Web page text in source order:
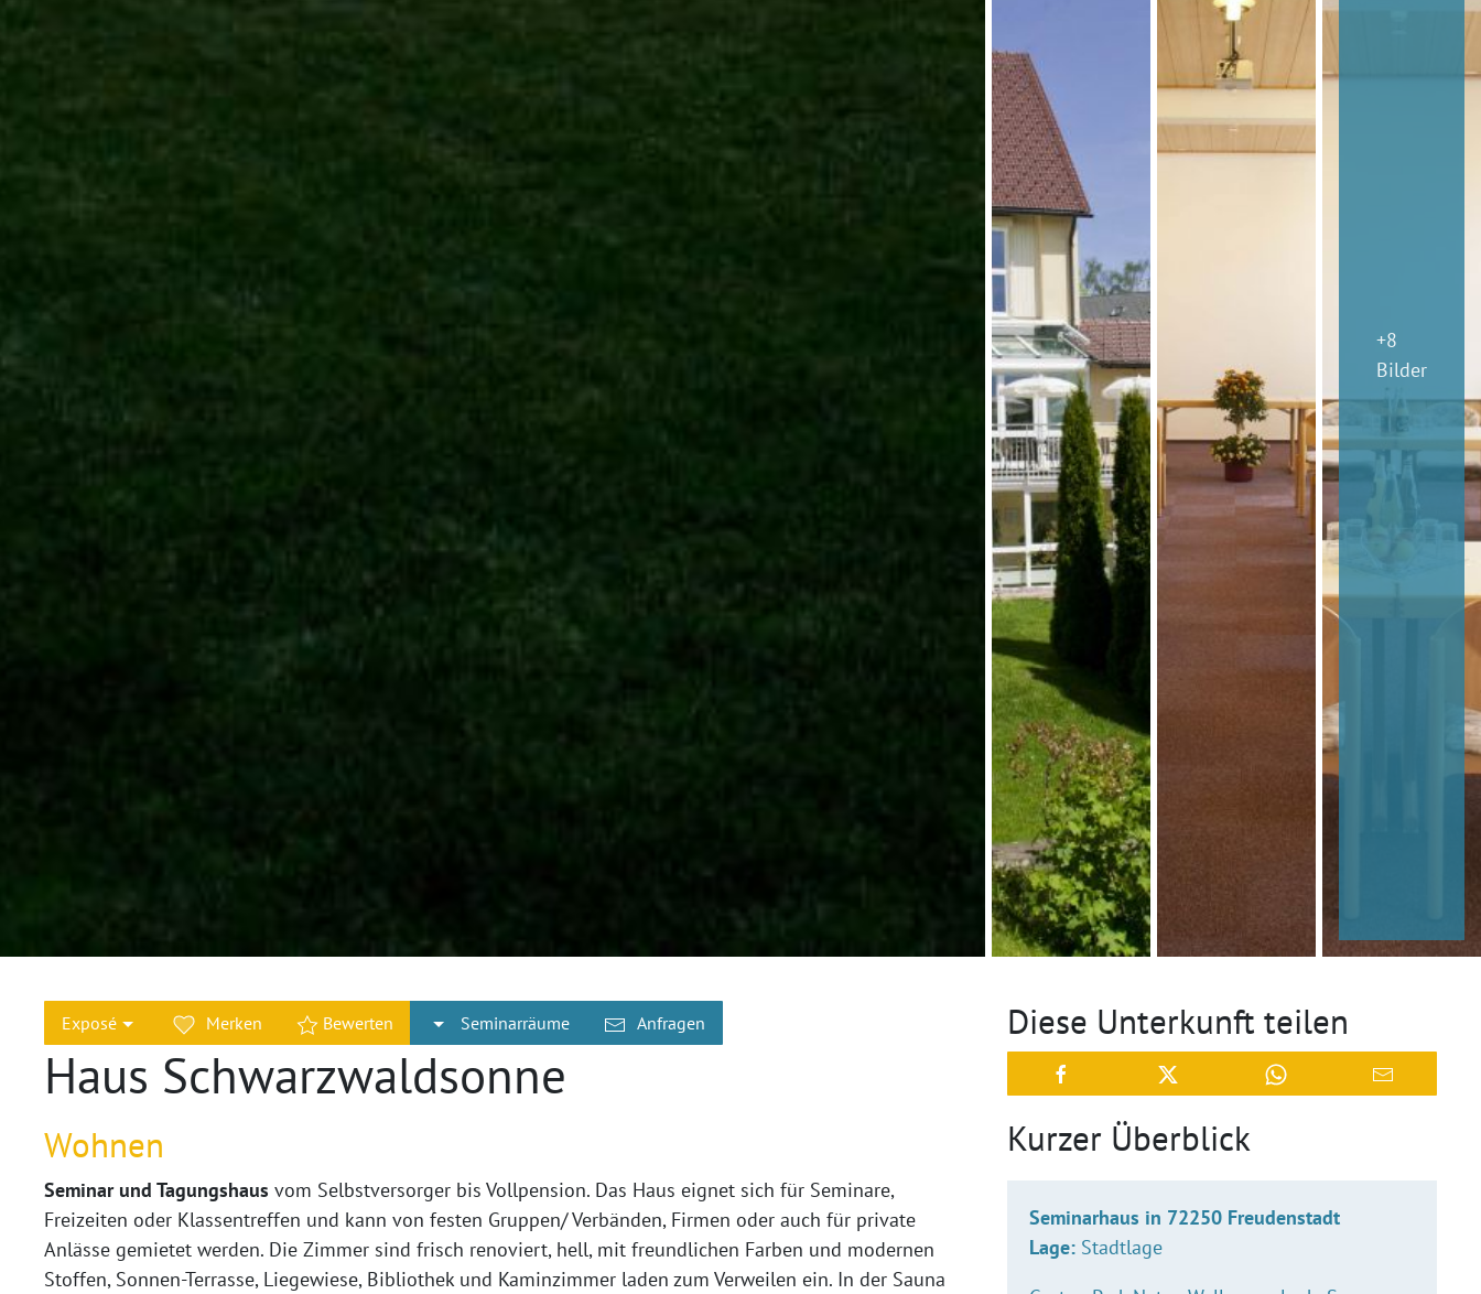
+8
Bilder
Exposé Merken Bewerten Seminarräume Anfragen
Haus Schwarzwaldsonne
Wohnen
Seminar und Tagungshaus vom Selbstversorger bis Vollpension. Das Haus eignet sich für Seminare,
Freizeiten oder Klassentreffen und kann von festen Gruppen/ Verbänden, Firmen oder auch für private
Anlässe gemietet werden. Die Zimmer sind frisch renoviert, hell, mit freundlichen Farben und modernen
Stoffen, Sonnen-Terrasse, Liegewiese, Bibliothek und Kaminzimmer laden zum Verweilen ein. In der Sauna
Diese Unterkunft teilen
Kurzer Überblick
Seminarhaus in 72250 Freudenstadt
Lage: Stadtlage